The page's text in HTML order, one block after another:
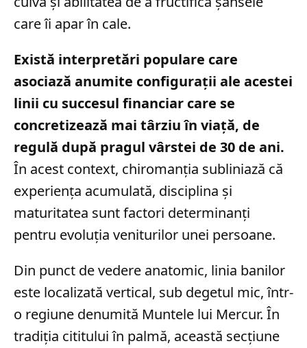
care îi apar în cale.
Există interpretări populare care
asociază anumite configurații ale acestei
linii cu succesul financiar care se
concretizează mai târziu în viață, de
regulă după pragul vârstei de 30 de ani.
În acest context, chiromanția subliniază că
experiența acumulată, disciplina și
maturitatea sunt factori determinanți
pentru evoluția veniturilor unei persoane.
Din punct de vedere anatomic, linia banilor
este localizată vertical, sub degetul mic, într-
o regiune denumită Muntele lui Mercur. În
tradiția cititului în palmă, această secțiune